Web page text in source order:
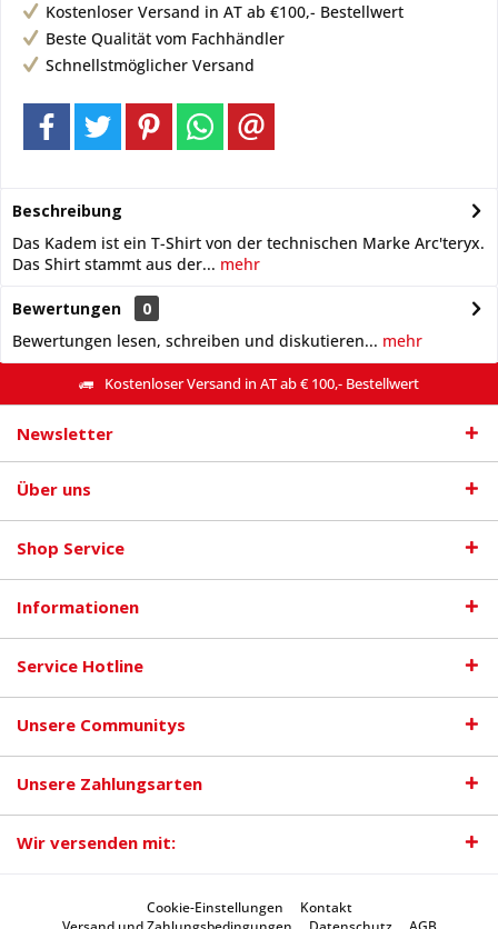
Kostenloser Versand in AT ab €100,- Bestellwert
Beste Qualität vom Fachhändler
Schnellstmöglicher Versand
Beschreibung
Das Kadem ist ein T-Shirt von der technischen Marke Arc'teryx.
Das Shirt stammt aus der... mehr
Bewertungen
0
Bewertungen lesen, schreiben und diskutieren... mehr
Kostenloser Versand in AT ab € 100,- Bestellwert
Newsletter
Über uns
Shop Service
Informationen
Service Hotline
Unsere Communitys
Unsere Zahlungsarten
Wir versenden mit:
Cookie-Einstellungen
Kontakt